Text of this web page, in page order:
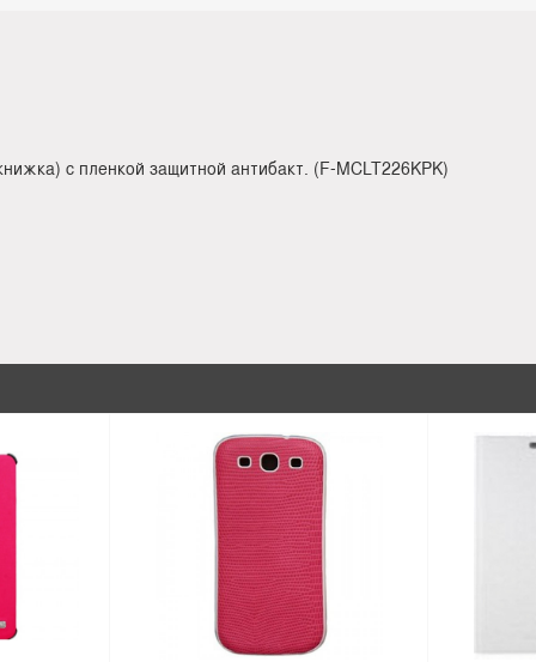
с пленкой защитной антибакт. (F-MCLT226KPK)